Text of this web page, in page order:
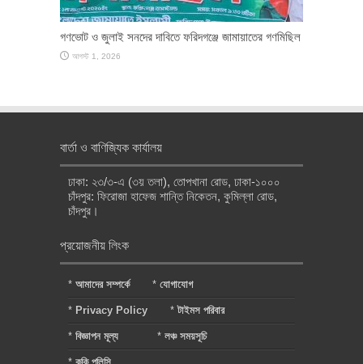
গণভোট ও জুলাই সনদের দাবিতে ফরিদগঞ্জে জামায়াতের গণমিছিল
আগস্ট 1, 2026
বার্তা ও বাণিজ্যিক কার্যালয়
ঢাকা: ২৩/৩-এ (৩য় তলা), তোপখানা রোড, ঢাকা-১০০০
চাঁদপুর: ফিরোজা হাফেজ শান্তি নিকেতন, কুমিল্লা রোড,
চাঁদপুর।
প্রয়োজনীয় লিংক
* আমাদের সম্পর্কে * যোগাযোগ
* Privacy Policy *টাইমস পরিবার
* বিজ্ঞাপন মূল্য * লঞ্চ সময়সূচি